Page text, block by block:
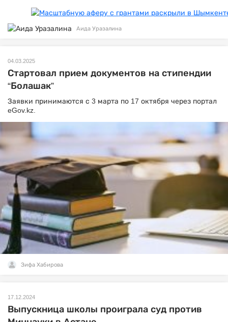
Аида Уразалина
04.03.2025
Стартовал прием документов на стипендии
“Болашак”
Заявки принимаются с 3 марта по 17 октября через портал
eGov.kz.
Зифа Хабирова
17.12.2024
Выпускница школы проиграла суд против